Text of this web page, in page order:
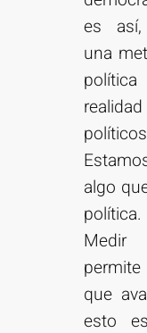
es así,
una
algo
política.
Medir
que
esto